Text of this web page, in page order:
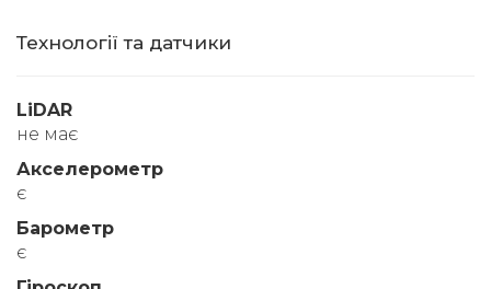
Технології та датчики
LiDAR
не має
Акселерометр
є
Барометр
є